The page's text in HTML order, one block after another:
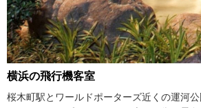
横浜の飛行機客室
桜木町駅とワールドポーターズ近くの運河